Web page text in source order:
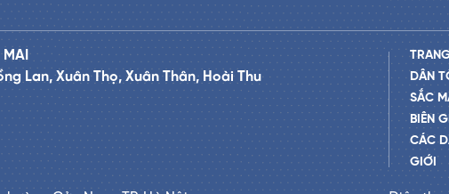
Lan, Xuân Thọ, Xuân Thân, Hoài Thu
DÂN
SẮC
BIÊN
CÁC
GIỚI